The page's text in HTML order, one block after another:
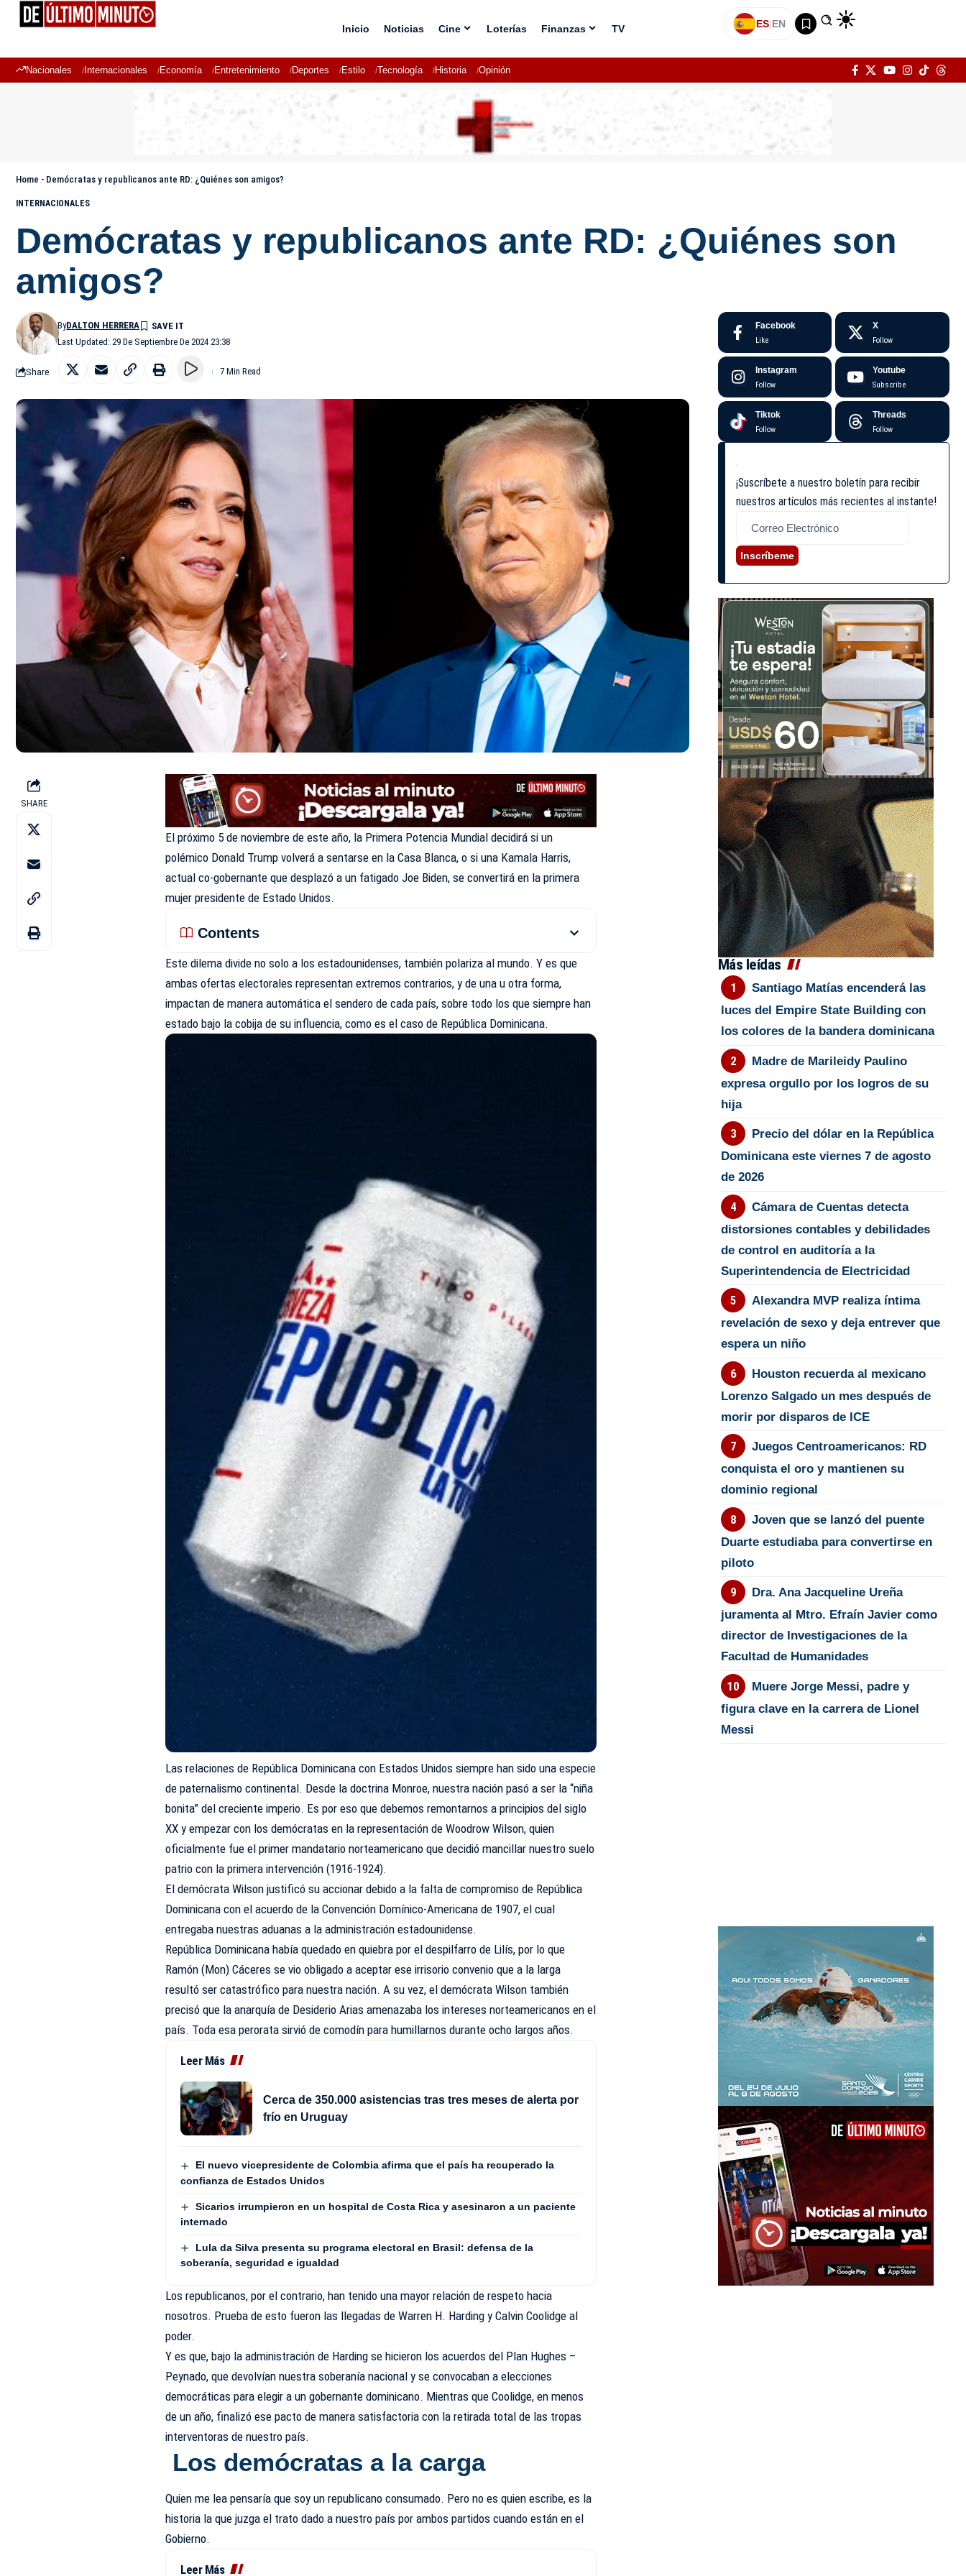
Inicio Noticias Cine Loterías Finanzas TV ES|EN
Nacionales Internacionales Economía Entretenimiento Deportes Estilo Tecnología Historia Opinión
Home - Demócratas y republicanos ante RD: ¿Quiénes son amigos?
INTERNACIONALES
Demócratas y republicanos ante RD: ¿Quiénes son
amigos?
Last Updated: 29 De Septiembre De 2024 23:38
ByDALTON HERRERA
Share 7 Min Read
SHARE
El próximo 5 de noviembre de este año, la Primera Potencia Mundial decidirá si un
polémico Donald Trump volverá a sentarse en la Casa Blanca, o si una Kamala Harris,
actual co-gobernante que desplazó a un fatigado Joe Biden, se convertirá en la primera
mujer presidente de Estado Unidos.
Contents
Este dilema divide no solo a los estadounidenses, también polariza al mundo. Y es que
ambas ofertas electorales representan extremos contrarios, y de una u otra forma,
impactan de manera automática el sendero de cada país, sobre todo los que siempre han
estado bajo la cobija de su influencia, como es el caso de República Dominicana.
Las relaciones de República Dominicana con Estados Unidos siempre han sido una especie
de paternalismo continental. Desde la doctrina Monroe, nuestra nación pasó a ser la “niña
bonita” del creciente imperio. Es por eso que debemos remontarnos a principios del siglo
XX y empezar con los demócratas en la representación de Woodrow Wilson, quien
oficialmente fue el primer mandatario norteamericano que decidió mancillar nuestro suelo
patrio con la primera intervención (1916-1924).
El demócrata Wilson justificó su accionar debido a la falta de compromiso de República
Dominicana con el acuerdo de la Convención Domínico-Americana de 1907, el cual
entregaba nuestras aduanas a la administración estadounidense.
República Dominicana había quedado en quiebra por el despilfarro de Lilís, por lo que
Ramón (Mon) Cáceres se vio obligado a aceptar ese irrisorio convenio que a la larga
resultó ser catastrófico para nuestra nación. A su vez, el demócrata Wilson también
precisó que la anarquía de Desiderio Arias amenazaba los intereses norteamericanos en el
país. Toda esa perorata sirvió de comodín para humillarnos durante ocho largos años.
Leer Más
Cerca de 350.000 asistencias tras tres meses de alerta por
frío en Uruguay
El nuevo vicepresidente de Colombia afirma que el país ha recuperado la
confianza de Estados Unidos
Sicarios irrumpieron en un hospital de Costa Rica y asesinaron a un paciente
internado
Lula da Silva presenta su programa electoral en Brasil: defensa de la
soberanía, seguridad e igualdad
Los republicanos, por el contrario, han tenido una mayor relación de respeto hacia
nosotros. Prueba de esto fueron las llegadas de Warren H. Harding y Calvin Coolidge al
poder.
Y es que, bajo la administración de Harding se hicieron los acuerdos del Plan Hughes –
Peynado, que devolvían nuestra soberanía nacional y se convocaban a elecciones
democráticas para elegir a un gobernante dominicano. Mientras que Coolidge, en menos
de un año, finalizó ese pacto de manera satisfactoria con la retirada total de las tropas
interventoras de nuestro país.
Los demócratas a la carga
Quien me lea pensaría que soy un republicano consumado. Pero no es quien escribe, es la
historia la que juzga el trato dado a nuestro país por ambos partidos cuando están en el
Gobierno.
Leer Más
Facebook
Like
X
Follow
Instagram
Follow
Youtube
Subscribe
Tiktok
Follow
Threads
Follow
¡Suscríbete a nuestro boletín para recibir
nuestros artículos más recientes al instante!
Inscríbeme
Más leídas
Santiago Matías encenderá las
luces del Empire State Building con
los colores de la bandera dominicana
Madre de Marileidy Paulino
expresa orgullo por los logros de su
hija
Precio del dólar en la República
Dominicana este viernes 7 de agosto
de 2026
Cámara de Cuentas detecta
distorsiones contables y debilidades
de control en auditoría a la
Superintendencia de Electricidad
Alexandra MVP realiza íntima
revelación de sexo y deja entrever que
espera un niño
Houston recuerda al mexicano
Lorenzo Salgado un mes después de
morir por disparos de ICE
Juegos Centroamericanos: RD
conquista el oro y mantienen su
dominio regional
Joven que se lanzó del puente
Duarte estudiaba para convertirse en
piloto
Dra. Ana Jacqueline Ureña
juramenta al Mtro. Efraín Javier como
director de Investigaciones de la
Facultad de Humanidades
Muere Jorge Messi, padre y
figura clave en la carrera de Lionel
Messi